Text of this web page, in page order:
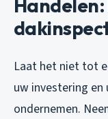
Handelen:
Laat het niet tot
uw investering
ondernemen.